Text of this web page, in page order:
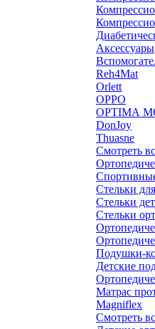
Аксессуары
Reh4Mat
Orlett
OPPO
OPTIMA
DonJoy
Thuasne
Смотреть
Стельки
Стельки
Стельки
Подушки-
Детские
Матрас
Magniflex
Смотреть